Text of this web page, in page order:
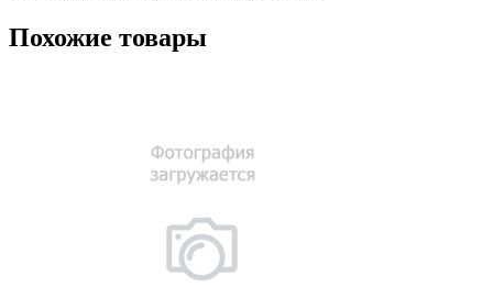
Похожие товары